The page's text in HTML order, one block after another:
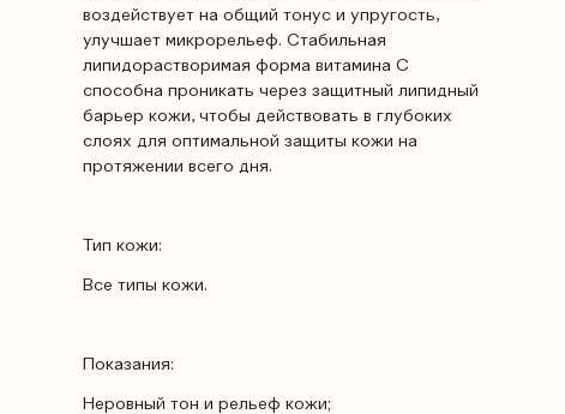
воздействует на общий тонус и упругость,
улучшает микрорельеф. Стабильная
липидорастворимая форма витамина С
способна проникать через защитный липидный
барьер кожи, чтобы действовать в глубоких
слоях для оптимальной защиты кожи на
протяжении всего дня.
Тип кожи:
Все типы кожи.
Показания:
Неровный тон и рельеф кожи;